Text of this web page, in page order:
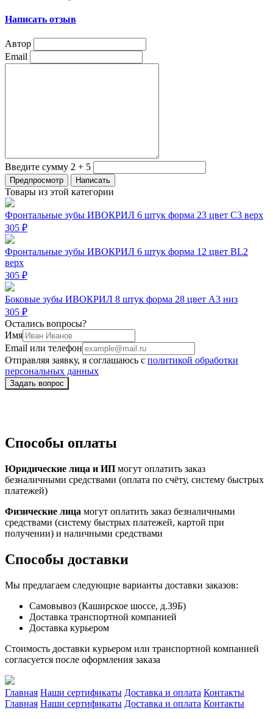
Написать отзыв
Автор
Email
Введите сумму 2 + 5
Товары из этой категории
Фронтальные зубы ИВОКРИЛ 6 штук форма 23 цвет C3 верх
305 ₽
Фронтальные зубы ИВОКРИЛ 6 штук форма 12 цвет ВL2
верх
305 ₽
Боковые зубы ИВОКРИЛ 8 штук форма 28 цвет A3 низ
305 ₽
Остались вопросы?
Имя
Email или телефон
Отправляя заявку, я соглашаюсь с политикой обработки
персональных данных
Способы оплаты
Юридические лица и ИП могут оплатить заказ
безналичными средствами (оплата по счёту, систему быстрых
платежей)
Физические лица могут оплатить заказ безналичными
средствами (систему быстрых платежей, картой при
получении) и наличными средствами
Способы доставки
Мы предлагаем следующие варианты доставки заказов:
Самовывоз (Каширское шоссе, д.39Б)
Доставка транспортной компанией
Доставка курьером
Стоимость доставки курьером или транспортной компанией
согласуется после оформления заказа
Главная Наши сертификаты Доставка и оплата Контакты
Главная Наши сертификаты Доставка и оплата Контакты